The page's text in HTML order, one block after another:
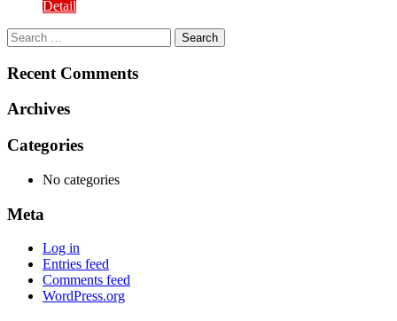
Detail
Search
for:
Recent Comments
Archives
Categories
No categories
Meta
Log in
Entries feed
Comments feed
WordPress.org